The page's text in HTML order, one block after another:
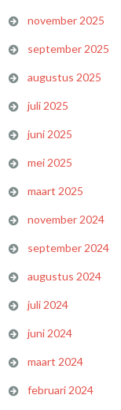
november 2025
september 2025
augustus 2025
juli 2025
juni 2025
mei 2025
maart 2025
november 2024
september 2024
augustus 2024
juli 2024
juni 2024
maart 2024
februari 2024